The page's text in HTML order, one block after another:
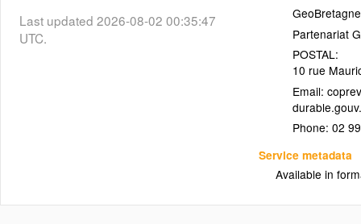
GeoBretagne
Partenariat
POSTAL:
10 rue
Email:
Phone: 02
Service metadata
Available in
Bretagne(photo:ir-composite)
Last updated 2026-08-02 00:35:47
UTC.